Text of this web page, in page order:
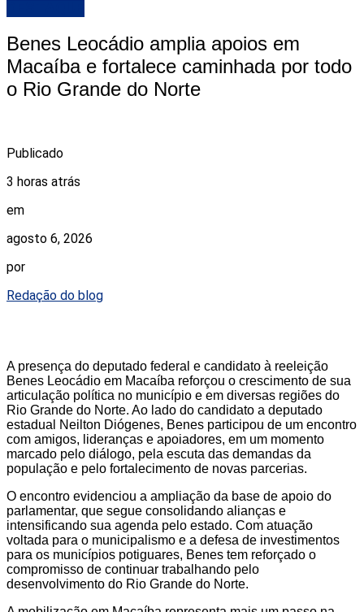
Benes Leocádio amplia apoios em
Macaíba e fortalece caminhada por todo
o Rio Grande do Norte
Publicado
3 horas atrás
em
agosto 6, 2026
por
Redação do blog
A presença do deputado federal e candidato à reeleição
Benes Leocádio em Macaíba reforçou o crescimento de sua
articulação política no município e em diversas regiões do
Rio Grande do Norte. Ao lado do candidato a deputado
estadual Neilton Diógenes, Benes participou de um encontro
com amigos, lideranças e apoiadores, em um momento
marcado pelo diálogo, pela escuta das demandas da
população e pelo fortalecimento de novas parcerias.
O encontro evidenciou a ampliação da base de apoio do
parlamentar, que segue consolidando alianças e
intensificando sua agenda pelo estado. Com atuação
voltada para o municipalismo e a defesa de investimentos
para os municípios potiguares, Benes tem reforçado o
compromisso de continuar trabalhando pelo
desenvolvimento do Rio Grande do Norte.